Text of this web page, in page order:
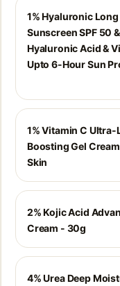
1% Hyaluronic
Sunscreen SPF 50
Hyaluronic Acid &
Upto 6-Hour Sun
1% Vitamin C
Boosting Gel
Skin
2% Kojic Acid
Cream - 30g
4% Urea Deep